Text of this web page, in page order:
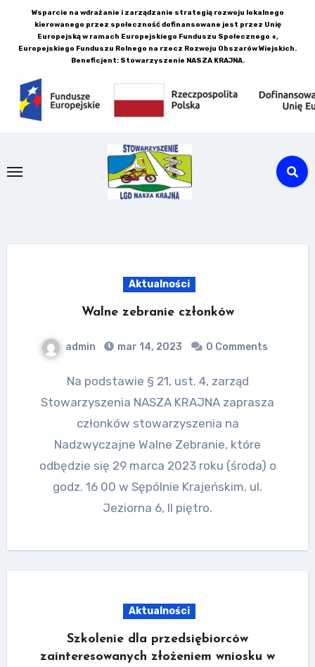
Wsparcie na wdrażanie i zarządzanie strategią rozwoju lokalnego
kierowanego przez społeczność dofinansowane jest przez Unię
Europejską w ramach Europejskiego Funduszu Społecznego +,
Europejskiego Funduszu Rolnego na rzecz Rozwoju Obszarów Wiejskich.
Beneficjent: Stowarzyszenie NASZA KRAJNA.
content
Aktualności
Walne zebranie członków
admin mar 14, 2023 0 Comments
Na podstawie § 21, ust. 4, zarząd
Stowarzyszenia NASZA KRAJNA zaprasza
członków stowarzyszenia na
Nadzwyczajne Walne Zebranie, które
odbędzie się 29 marca 2023 roku (środa) o
godz. 16 00 w Sępólnie Krajeńskim, ul.
Jeziorna 6, II piętro.
Aktualności
Szkolenie dla przedsiębiorców
zainteresowanych złożeniem wniosku w